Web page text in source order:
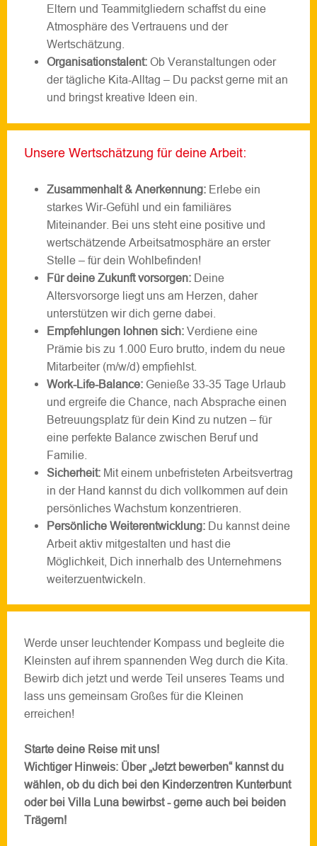
Eltern und Teammitgliedern schaffst du eine
Atmosphäre des Vertrauens und der
Wertschätzung.
Organisationstalent: Ob Veranstaltungen oder
der tägliche Kita-Alltag – Du packst gerne mit an
und bringst kreative Ideen ein.
Unsere Wertschätzung für deine Arbeit:
Zusammenhalt & Anerkennung: Erlebe ein
starkes Wir-Gefühl und ein familiäres
Miteinander. Bei uns steht eine positive und
wertschätzende Arbeitsatmosphäre an erster
Stelle – für dein Wohlbefinden!
Für deine Zukunft vorsorgen: Deine
Altersvorsorge liegt uns am Herzen, daher
unterstützen wir dich gerne dabei.
Empfehlungen lohnen sich: Verdiene eine
Prämie bis zu 1.000 Euro brutto, indem du neue
Mitarbeiter (m/w/d) empfiehlst.
Work-Life-Balance: Genieße 33-35 Tage Urlaub
und ergreife die Chance, nach Absprache einen
Betreuungsplatz für dein Kind zu nutzen – für
eine perfekte Balance zwischen Beruf und
Familie.
Sicherheit: Mit einem unbefristeten Arbeitsvertrag
in der Hand kannst du dich vollkommen auf dein
persönliches Wachstum konzentrieren.
Persönliche Weiterentwicklung: Du kannst deine
Arbeit aktiv mitgestalten und hast die
Möglichkeit, Dich innerhalb des Unternehmens
weiterzuentwickeln.
Werde unser leuchtender Kompass und begleite die
Kleinsten auf ihrem spannenden Weg durch die Kita.
Bewirb dich jetzt und werde Teil unseres Teams und
lass uns gemeinsam Großes für die Kleinen
erreichen!
Starte deine Reise mit uns!
Wichtiger Hinweis: Über „Jetzt bewerben“ kannst du
wählen, ob du dich bei den Kinderzentren Kunterbunt
oder bei Villa Luna bewirbst - gerne auch bei beiden
Trägern!